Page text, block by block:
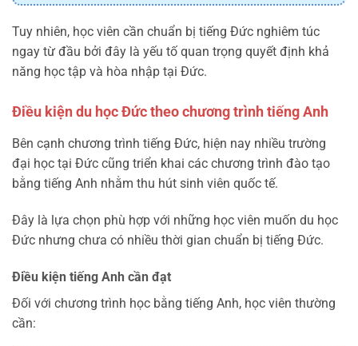
Tuy nhiên, học viên cần chuẩn bị tiếng Đức nghiêm túc
ngay từ đầu bởi đây là yếu tố quan trọng quyết định khả
năng học tập và hòa nhập tại Đức.
Điều kiện du học Đức theo chương trình tiếng Anh
Bên cạnh chương trình tiếng Đức, hiện nay nhiều trường
đại học tại Đức cũng triển khai các chương trình đào tạo
bằng tiếng Anh nhằm thu hút sinh viên quốc tế.
Đây là lựa chọn phù hợp với những học viên muốn du học
Đức nhưng chưa có nhiều thời gian chuẩn bị tiếng Đức.
Điều kiện tiếng Anh cần đạt
Đối với chương trình học bằng tiếng Anh, học viên thường
cần: